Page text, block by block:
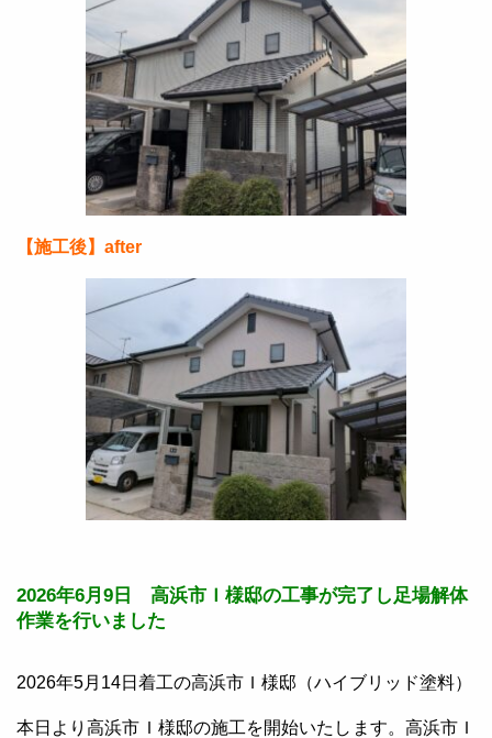
【施工後】after
2026年6月9日 高浜市Ｉ様邸の工事が完了し足場解体
作業を行いました
2026年5月14日着工の高浜市Ｉ様邸（ハイブリッド塗料）
本日より高浜市Ｉ様邸の施工を開始いたします。高浜市Ｉ